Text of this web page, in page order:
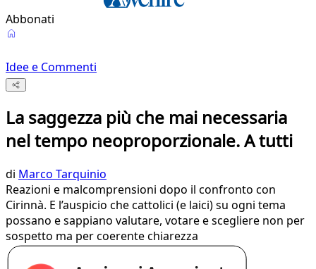
Abbonati
Idee e Commenti
La saggezza più che mai necessaria
nel tempo neoproporzionale. A tutti
di Marco Tarquinio
Reazioni e malcomprensioni dopo il confronto con
Cirinnà. E l’auspicio che cattolici (e laici) su ogni tema
possano e sappiano valutare, votare e scegliere non per
sospetto ma per coerente chiarezza